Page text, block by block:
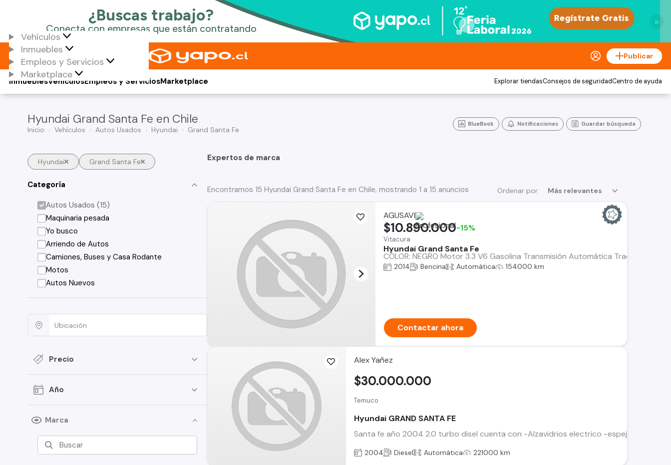
×
Vehículos
Inmuebles
Empleos y Servicios
Marketplace
Publicar
Vehículos
Inmuebles Empleos y ServiciosMarketplace Explorar tiendasConsejos de seguridadCentro de ayuda
Hyundai Grand Santa Fe en Chile
Inicio Vehículos Autos Usados Hyundai Grand Santa Fe
BlueBook Notificaciones Guardar búsqueda
Hyundai Grand Santa Fe
Categoría
Autos Usados (15)
Maquinaria pesada
Yo busco
Arriendo de Autos
Camiones, Buses y Casa Rodante
Motos
Autos Nuevos
Precio
Año
Marca
Expertos de marca
Ordenar por Más relevantes
Encontramos 15 Hyundai Grand Santa Fe en Chile, mostrando 1 a 15 anuncios
AGUSAVI
Vitacura
Hyundai Grand Santa Fe
COLOR: NEGRO Motor 3.3 V6 Gasolina Transmisión Automática Tracción
$10.890.000-15%
2014 Bencina Automática 154000 km
Contactar ahora
Alex Yañez
Temuco
Hyundai GRAND SANTA FE
Santa fe año 2004 2.0 turbo disel cuenta con -Alzavidrios electrico -espejos
$30.000.000
2004 Diesel Automática 221000 km